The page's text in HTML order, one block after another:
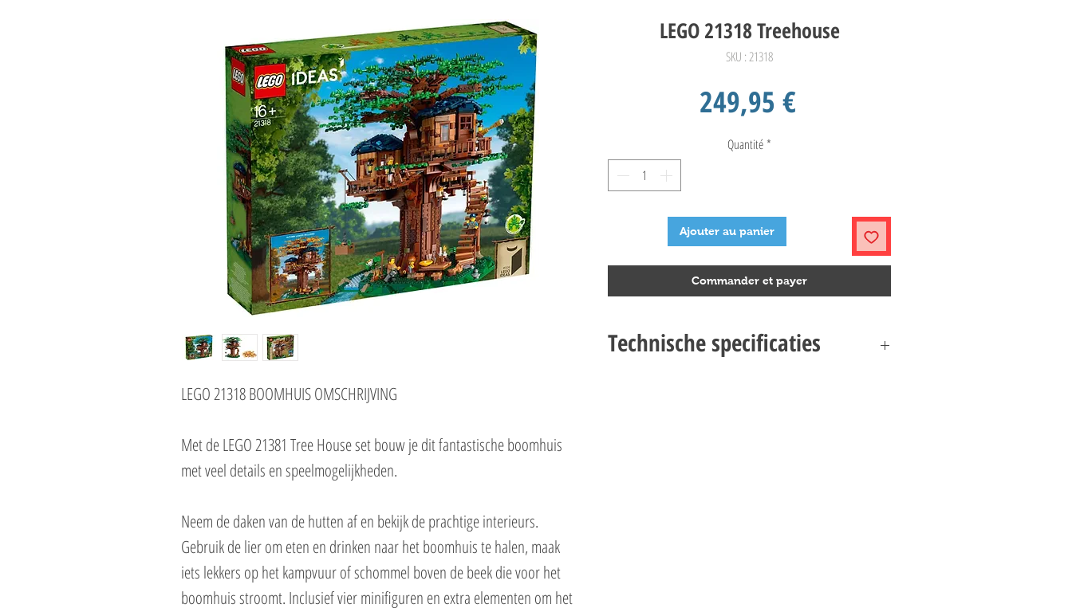
LEGO 21318 BOOMHUIS OMSCHRIJVING
Met de LEGO 21381 Tree House set bouw je dit fantastische boomhuis
met veel details en speelmogelijkheden.
Neem de daken van de hutten af en bekijk de prachtige interieurs.
Gebruik de lier om eten en drinken naar het boomhuis te halen, maak
iets lekkers op het kampvuur of schommel boven de beek die voor het
boomhuis stroomt. Inclusief vier minifiguren en extra elementen om het
LEGO 21318 Treehouse
SKU : 21318
249,95 €Prix
Quantité *
Ajouter au panier
Commander et payer
Technische specificaties